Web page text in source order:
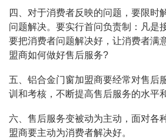
四、对于消费者反映的问题，要限时
问题解决。要实行首问负责制：凡是
要把消费者问题解决好，让消费者满
盟商如何做好售后服务?
五、铝合金门窗加盟商要经常对售后
训和考核，不断提高售后服务的水平
六、售后服务变被动为主动，面对各
盟商要主动为消费者解决好。